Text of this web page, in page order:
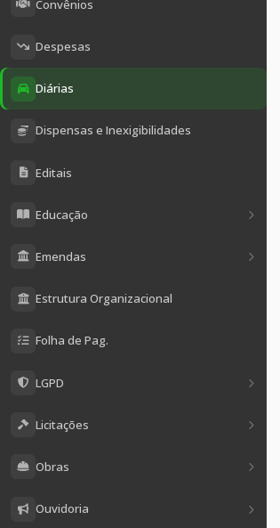
Convênios
Despesas
Diárias
Dispensas e Inexigibilidades
Editais
Educação
Emendas
Estrutura Organizacional
Folha de Pag.
LGPD
Licitações
Obras
Ouvidoria